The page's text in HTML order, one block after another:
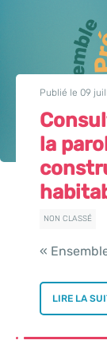
Publié le 09
la
NON CLASSÉ
«
LIRE LA